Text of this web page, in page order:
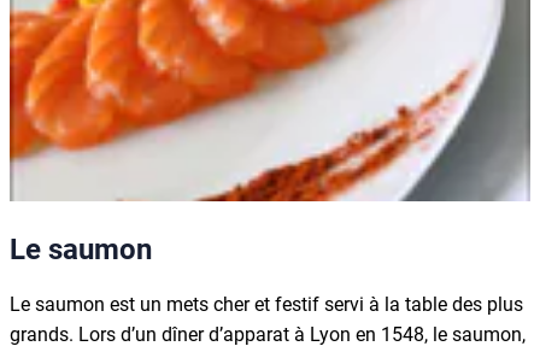
Le saumon
Le saumon est un mets cher et festif servi à la table des plus
grands. Lors d’un dîner d’apparat à Lyon en 1548, le saumon,